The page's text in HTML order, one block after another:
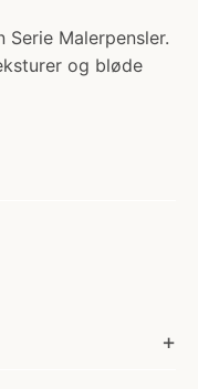
Malerpensler.
og bløde